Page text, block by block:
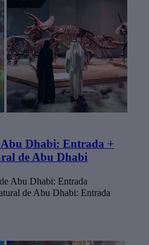
Dhabi: Entrada +
de Abu Dhabi
Abu Dhabi: Entrada
de Abu Dhabi: Entrada